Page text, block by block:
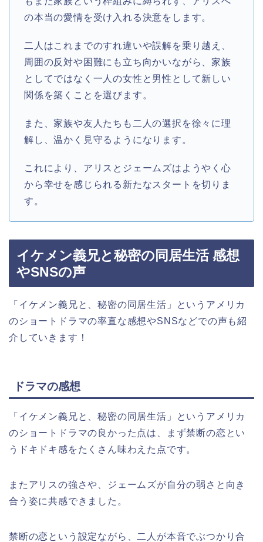
の本当の愛情を受け入れる決意をします。
二人はこれまでのすれ違いや誤解を乗り越え、
周囲の反対や困難にも立ち向かいながら、家族
としてではなく一人の女性と男性として新しい
関係を築くことを選びます。
また、家族や友人たちも二人の選択を徐々に理
解し、温かく見守るようになります。
これにより、アリスとジェームズはようやく心
から幸せを感じられる新たなスタートを切りま
す。
イケメン義兄と秘密の同居生活 感想
やSNSの声
「イケメン義兄と、秘密の同居生活」というアメリカ
のショートドラマの率直な感想やSNSなどでの声も紹
介していきます！
ドラマの感想
「イケメン義兄と、秘密の同居生活」というアメリカ
のショートドラマの良かった点は、まず禁断の恋とい
うドキドキ感をたくさん味わえた点です。
またアリスの強さや、ジェームズが自分の弱さと向き
合う姿に共感できました。
禁断の恋という設定ながら、二人が本音でぶつかり合